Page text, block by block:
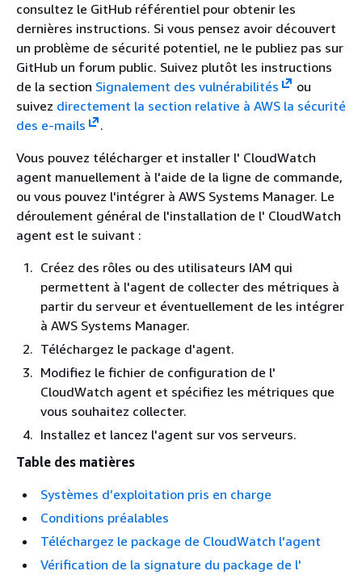
consultez le GitHub référentiel pour obtenir les
dernières instructions. Si vous pensez avoir découvert
un problème de sécurité potentiel, ne le publiez pas sur
GitHub un forum public. Suivez plutôt les instructions
de la section Signalement des vulnérabilités
ou
suivez directement la section relative à AWS la sécurité
des e-mails
.
Vous pouvez télécharger et installer l' CloudWatch
agent manuellement à l'aide de la ligne de commande,
ou vous pouvez l'intégrer à AWS Systems Manager. Le
déroulement général de l'installation de l' CloudWatch
agent est le suivant :
Créez des rôles ou des utilisateurs IAM qui
permettent à l'agent de collecter des métriques à
partir du serveur et éventuellement de les intégrer
à AWS Systems Manager.
Téléchargez le package d'agent.
Modifiez le fichier de configuration de l'
CloudWatch agent et spécifiez les métriques que
vous souhaitez collecter.
Installez et lancez l'agent sur vos serveurs.
Table des matières
Systèmes d’exploitation pris en charge
Conditions préalables
Téléchargez le package de CloudWatch l'agent
Vérification de la signature du package de l'